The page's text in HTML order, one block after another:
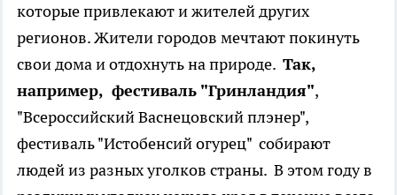
которые привлекают и жителей других
регионов. Жители городов мечтают покинуть
свои дома и отдохнуть на природе. Так,
например, фестиваль "Гринландия",
"Всероссийский Васнецовский плэнер",
фестиваль "Истобенсий огурец" собирают
людей из разных уголков страны. В этом году в